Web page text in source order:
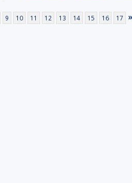
9 10 11 12 13 14 15 16 17 »